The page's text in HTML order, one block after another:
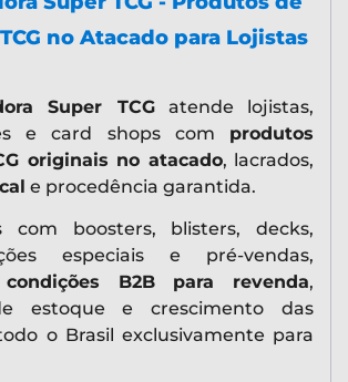
no Atacado para Lojistas
Super TCGatende lojistas,
e card shops com produtos
originais no atacado, lacrados,
e procedência garantida.
com boosters, blisters, decks,
especiais e pré-vendas,
condições B2B para revenda,
estoque e crescimento das
o Brasil exclusivamente para